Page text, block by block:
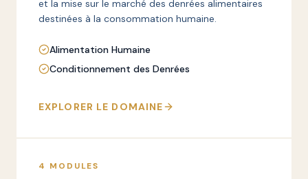
et la mise sur le marché des denrées alimentaires
destinées à la consommation humaine.
Alimentation Humaine
Conditionnement des Denrées
EXPLORER LE DOMAINE
4 MODULES